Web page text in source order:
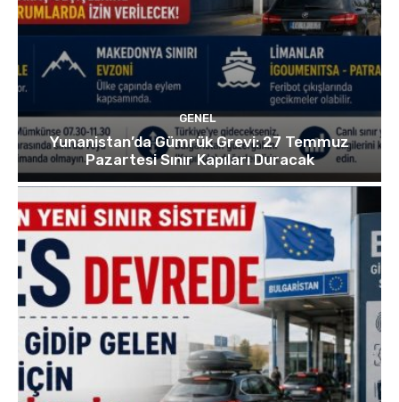
GENEL
Yunanistan’da Gümrük Grevi: 27 Temmuz
Pazartesi Sınır Kapıları Duracak